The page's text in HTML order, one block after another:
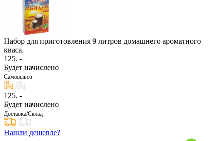
Набор для приготовления 9 литров домашнего ароматного
кваса.
125. -
Будет начислено
Самовывоз
125. -
Будет начислено
Доставка/Склад
Нашли дешевле?